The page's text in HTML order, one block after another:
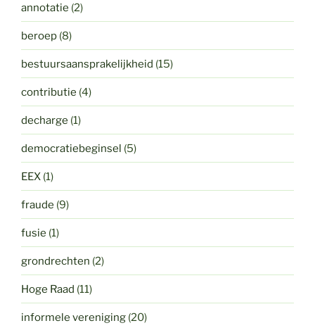
annotatie (2)
beroep (8)
bestuursaansprakelijkheid (15)
contributie (4)
decharge (1)
democratiebeginsel (5)
EEX (1)
fraude (9)
fusie (1)
grondrechten (2)
Hoge Raad (11)
informele vereniging (20)